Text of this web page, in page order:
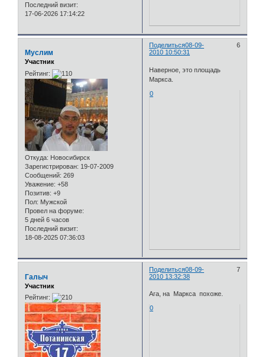
Последний визит:
17-06-2026 17:14:22
Поделиться 6
08-09-
2010 10:50:31
Муслим
Участник
Рейтинг:
Откуда: Новосибирск
Зарегистрирован: 19-07-2009
Сообщений: 269
Уважение: +58
Позитив: +9
Пол: Мужской
Провел на форуме:
5 дней 6 часов
Последний визит:
18-08-2025 07:36:03
Наверное, это площадь
Маркса.
0
Поделиться 7
08-09-
2010 13:32:38
Галыч
Участник
Рейтинг:
Ага, на Маркса похоже.
0